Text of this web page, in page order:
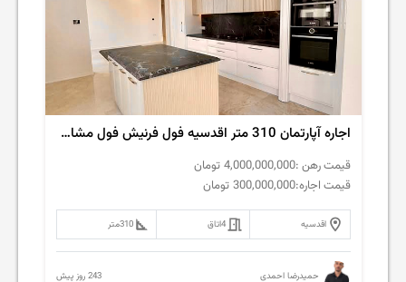
اجاره آپارتمان 310 متر اقدسیه فول فرنیش فول مشاعات
قیمت رهن :4,000,000,000 تومان
قیمت اجاره:300,000,000 تومان
اقدسیه 4اتاق 310متر
حمیدرضا احمدی 243 روز پیش